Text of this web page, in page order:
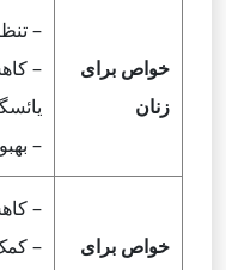
خواص برای
زنان
–
–
–
خواص برای
–
–